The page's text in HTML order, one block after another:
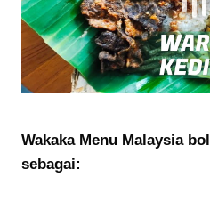
Wakaka Menu Malaysia
sebagai: